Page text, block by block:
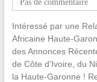
Pas de commentaire
Intéressé par une
Africaine Haute-
des Annonces
de Côte d’Ivoire, du
la Haute-Garonne !